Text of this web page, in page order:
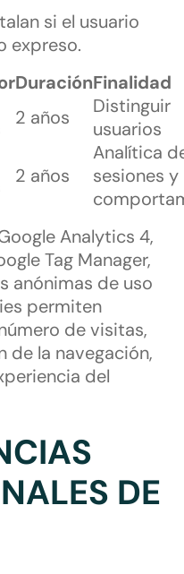
si el usuario
expreso.
DuraciónFinalidad
2 años
Distinguir
usuarios
2 años
Analítica
sesiones y
Analytics 4,
Tag Manager,
anónimas de uso
permiten
de visitas,
de la navegación,
del
DE